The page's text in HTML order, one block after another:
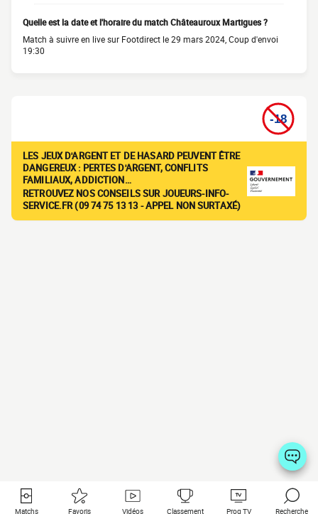
Quelle est la date et l'horaire du match Châteauroux Martigues ?
Match à suivre en live sur Footdirect le 29 mars 2024, Coup d'envoi
19:30
LES JEUX D'ARGENT ET DE HASARD PEUVENT ÊTRE
DANGEREUX : PERTES D'ARGENT, CONFLITS
FAMILIAUX, ADDICTION…
RETROUVEZ NOS CONSEILS SUR JOUEURS-INFO-
SERVICE.FR (09 74 75 13 13 - APPEL NON SURTAXÉ)
Matchs Favoris Vidéos Classement Prog TV Recherche